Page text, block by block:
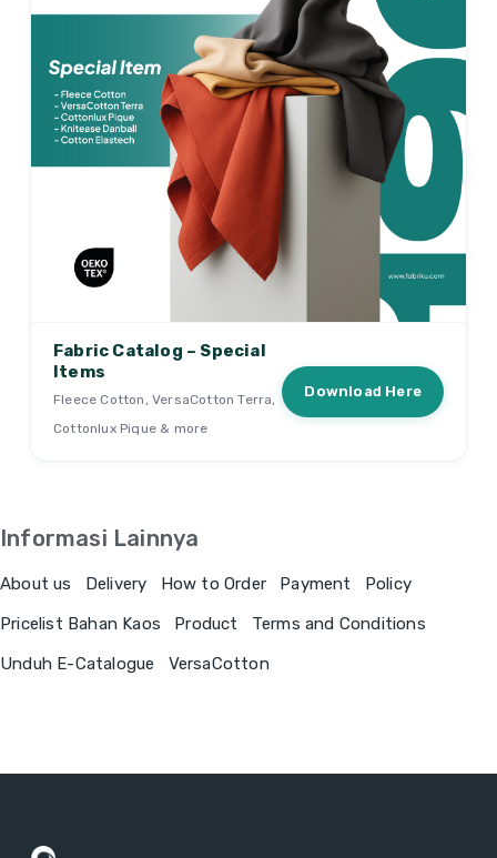
Fabric Catalog – Special
Items
Fleece Cotton, VersaCotton Terra,
Cottonlux Pique & more
Download Here
Informasi Lainnya
About us Delivery How to Order Payment
Policy
Pricelist Bahan Kaos
Product
Terms and Conditions
Unduh E-Catalogue
VersaCotton